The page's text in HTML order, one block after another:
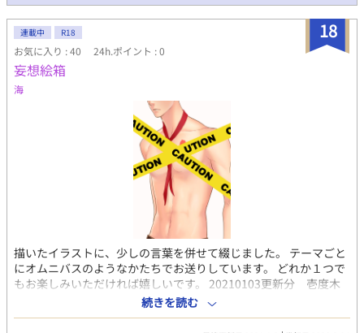
18
連載中 R18
お気に入り : 40 24h.ポイント : 0
妄想絵箱
海
描いたイラストに、少しの言葉を併せて綴じました。 テーマごと
にオムニバスのようなかたちでお送りしています。 どれか１つで
もお楽しみいただければ嬉しいです。 20210103更新分 壱度木
里乃☆イッチー☆ドッキリーノ☆さんとコラボさせていただいて
います。 壱度木里乃☆イッチー☆ドッキリーノ☆さん及びコラボ
作品へのジャンプはフリースペースに記載してます♡
続きを読む